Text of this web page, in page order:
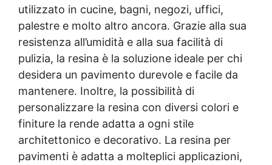
utilizzato in cucine, bagni, negozi, uffici,
palestre e molto altro ancora. Grazie alla sua
resistenza all’umidità e alla sua facilità di
pulizia, la resina è la soluzione ideale per chi
desidera un pavimento durevole e facile da
mantenere. Inoltre, la possibilità di
personalizzare la resina con diversi colori e
finiture la rende adatta a ogni stile
architettonico e decorativo. La resina per
pavimenti è adatta a molteplici applicazioni,